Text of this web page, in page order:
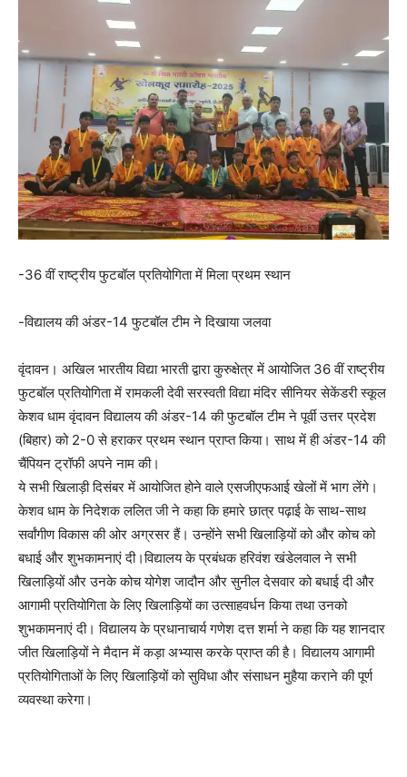
-36 वीं राष्ट्रीय फुटबॉल प्रतियोगिता में मिला प्रथम स्थान
-विद्यालय की अंडर-14 फुटबॉल टीम ने दिखाया जलवा
वृंदावन। अखिल भारतीय विद्या भारती द्वारा कुरुक्षेत्र में आयोजित 36 वीं राष्ट्रीय
फुटबॉल प्रतियोगिता में रामकली देवी सरस्वती विद्या मंदिर सीनियर सेकेंडरी स्कूल
केशव धाम वृंदावन विद्यालय की अंडर-14 की फुटबॉल टीम ने पूर्वी उत्तर प्रदेश
(बिहार) को 2-0 से हराकर प्रथम स्थान प्राप्त किया। साथ में ही अंडर-14 की
चैंपियन ट्रॉफी अपने नाम की।
ये सभी खिलाड़ी दिसंबर में आयोजित होने वाले एसजीएफआई खेलों में भाग लेंगे।
केशव धाम के निदेशक ललित जी ने कहा कि हमारे छात्र पढ़ाई के साथ-साथ
सर्वांगीण विकास की ओर अग्रसर हैं। उन्होंने सभी खिलाड़ियों को और कोच को
बधाई और शुभकामनाएं दी।विद्यालय के प्रबंधक हरिवंश खंडेलवाल ने सभी
खिलाड़ियों और उनके कोच योगेश जादौन और सुनील देसवार को बधाई दी और
आगामी प्रतियोगिता के लिए खिलाड़ियों का उत्साहवर्धन किया तथा उनको
शुभकामनाएं दी। विद्यालय के प्रधानाचार्य गणेश दत्त शर्मा ने कहा कि यह शानदार
जीत खिलाड़ियों ने मैदान में कड़ा अभ्यास करके प्राप्त की है। विद्यालय आगामी
प्रतियोगिताओं के लिए खिलाड़ियों को सुविधा और संसाधन मुहैया कराने की पूर्ण
व्यवस्था करेगा।